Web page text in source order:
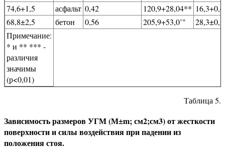
74,6+1,5 асфальт 0,42 120,9+28,04**
68,8±2,5
бетон 0,56 205,9+53,0’"
Примечание:
* и ** *** -
различия
значимы
(р<0,01)
Таблица 5.
Зависимость размеров УГМ (М±m; см2;см3) от жесткости
поверхности и силы воздействия при падении из
положения стоя.